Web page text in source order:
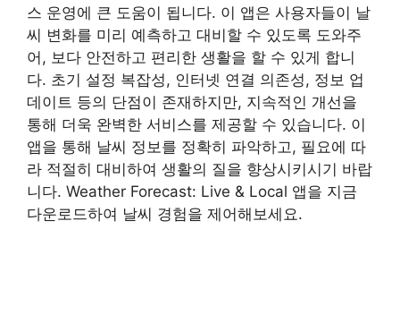
스 운영에 큰 도움이 됩니다. 이 앱은 사용자들이 날
씨 변화를 미리 예측하고 대비할 수 있도록 도와주
어, 보다 안전하고 편리한 생활을 할 수 있게 합니
다. 초기 설정 복잡성, 인터넷 연결 의존성, 정보 업
데이트 등의 단점이 존재하지만, 지속적인 개선을
통해 더욱 완벽한 서비스를 제공할 수 있습니다. 이
앱을 통해 날씨 정보를 정확히 파악하고, 필요에 따
라 적절히 대비하여 생활의 질을 향상시키시기 바랍
니다. Weather Forecast: Live & Local 앱을 지금
다운로드하여 날씨 경험을 제어해보세요.